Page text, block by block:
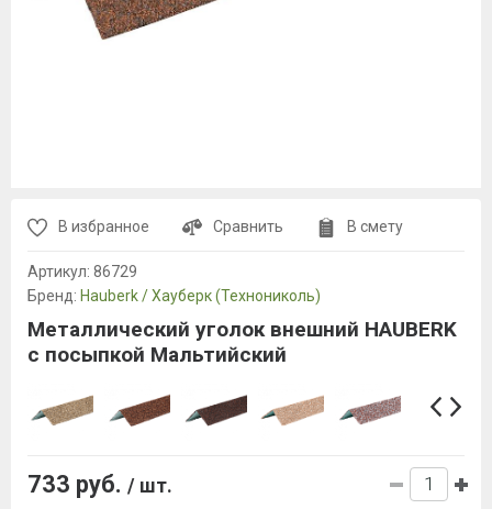
В избранное Сравнить В смету
Артикул: 86729
Бренд: Hauberk / Хауберк (Технониколь)
Металлический уголок внешний HAUBERK
с посыпкой Мальтийский
733 руб. / шт.